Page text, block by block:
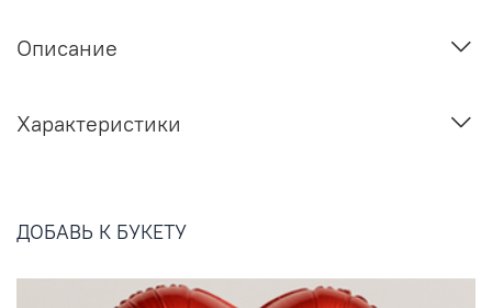
Описание
Характеристики
ДОБАВЬ К БУКЕТУ